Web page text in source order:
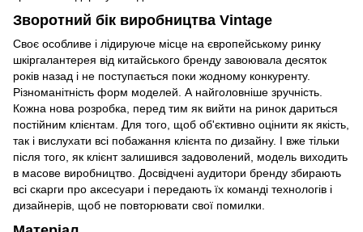
Зворотний бік виробництва Vintage
Своє особливе і лідируюче місце на європейському ринку
шкіргалантерея від китайського бренду завоювала десяток
років назад і не поступається поки жодному конкуренту.
Різноманітність форм моделей. А найголовніше зручність.
Кожна нова розробка, перед тим як вийти на ринок дариться
постійним клієнтам. Для того, щоб об'єктивно оцінити як якість,
так і вислухати всі побажання клієнта по дизайну. І вже тільки
після того, як клієнт залишився задоволений, модель виходить
в масове виробництво. Досвідчені аудитори бренду збирають
всі скарги про аксесуари і передають їх команді технологів і
дизайнерів, щоб не повторювати свої помилки.